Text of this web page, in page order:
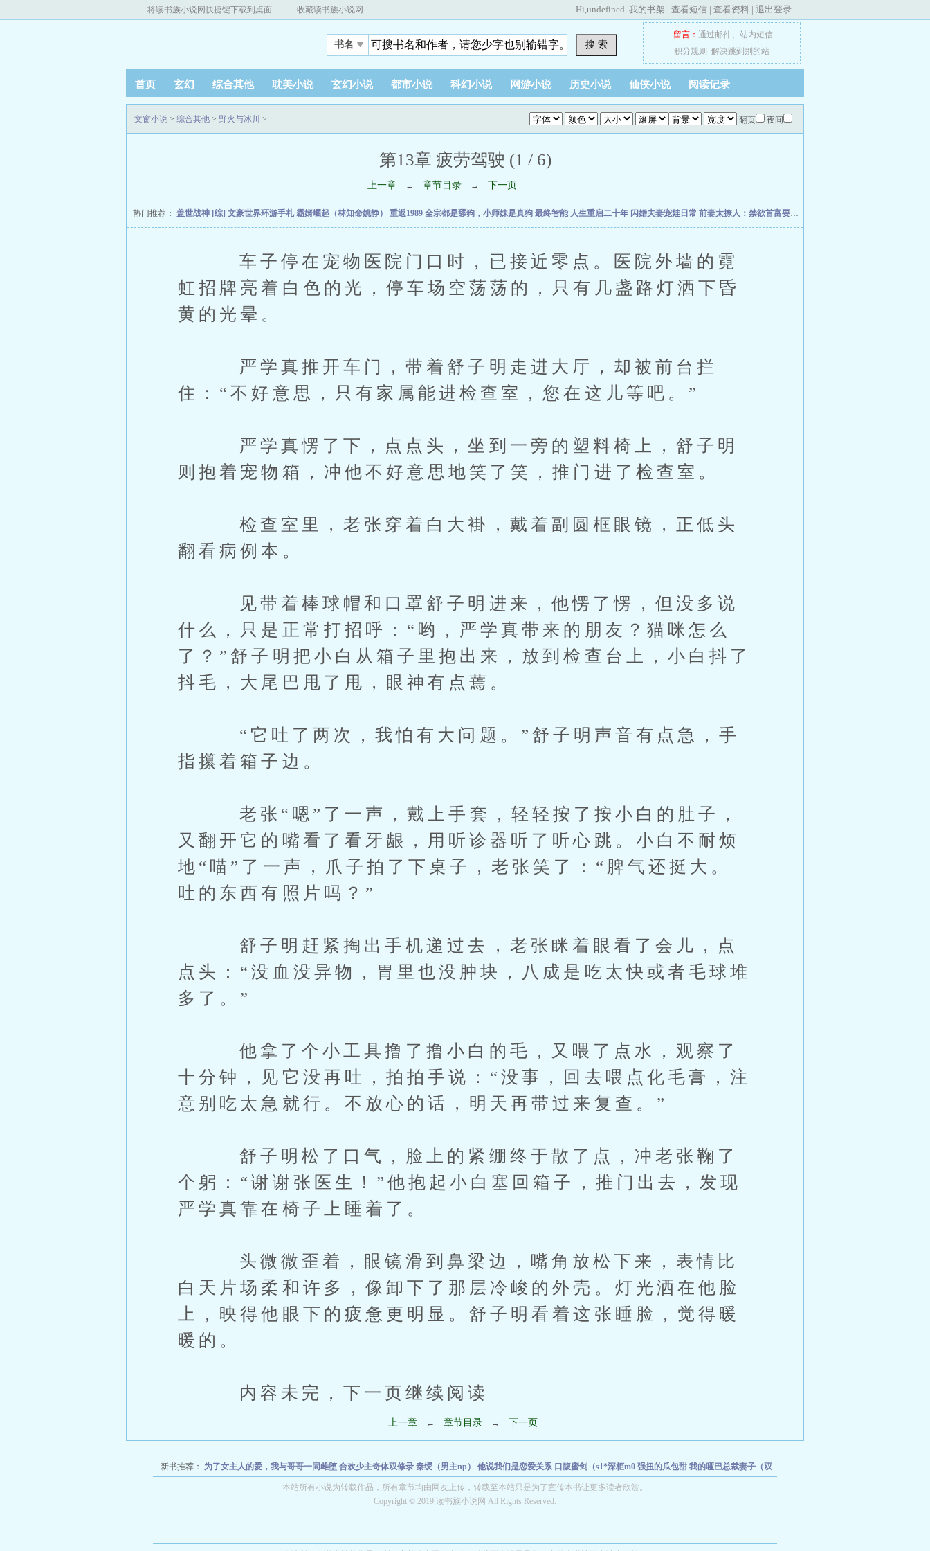
将读书族小说网快捷键下载到桌面 收藏读书族小说网 Hi,undefined 我的书架 | 查看短信 | 查看资料 | 退出登录
书名 搜 索
留言： 通过邮件、 站内短信
积分规则
解决跳到别的站
首页 玄幻 综合其他 耽美小说 玄幻小说 都市小说 科幻小说 网游小说 历史小说 仙侠小说 阅读记录
翻页 夜间
文窗小说 > 综合其他 > 野火与冰川 >
第13章 疲劳驾驶 (1 / 6)
上一章 ← 章节目录 → 下一页
热门推荐： 盖世战神 [综] 文豪世界环游手札霸婿崛起（林知命姚静） 重返1989 全宗都是舔狗，小师妹是真狗 最终智能 人生重启二十年 闪婚夫妻宠娃日常 前妻太撩人：禁欲首富要疯了
车子停在宠物医院门口时，已接近零点。医院外墙的霓
虹招牌亮着白色的光，停车场空荡荡的，只有几盏路灯洒下昏
黄的光晕。
严学真推开车门，带着舒子明走进大厅，却被前台拦
住：“不好意思，只有家属能进检查室，您在这儿等吧。”
严学真愣了下，点点头，坐到一旁的塑料椅上，舒子明
则抱着宠物箱，冲他不好意思地笑了笑，推门进了检查室。
检查室里，老张穿着白大褂，戴着副圆框眼镜，正低头
翻看病例本。
见带着棒球帽和口罩舒子明进来，他愣了愣，但没多说
什么，只是正常打招呼：“哟，严学真带来的朋友？猫咪怎么
了？”舒子明把小白从箱子里抱出来，放到检查台上，小白抖了
抖毛，大尾巴甩了甩，眼神有点蔫。
“它吐了两次，我怕有大问题。”舒子明声音有点急，手
指攥着箱子边。
老张“嗯”了一声，戴上手套，轻轻按了按小白的肚子，
又翻开它的嘴看了看牙龈，用听诊器听了听心跳。小白不耐烦
地“喵”了一声，爪子拍了下桌子，老张笑了：“脾气还挺大。
吐的东西有照片吗？”
舒子明赶紧掏出手机递过去，老张眯着眼看了会儿，点
点头：“没血没异物，胃里也没肿块，八成是吃太快或者毛球堆
多了。”
他拿了个小工具撸了撸小白的毛，又喂了点水，观察了
十分钟，见它没再吐，拍拍手说：“没事，回去喂点化毛膏，注
意别吃太急就行。不放心的话，明天再带过来复查。”
舒子明松了口气，脸上的紧绷终于散了点，冲老张鞠了
个躬：“谢谢张医生！”他抱起小白塞回箱子，推门出去，发现
严学真靠在椅子上睡着了。
头微微歪着，眼镜滑到鼻梁边，嘴角放松下来，表情比
白天片场柔和许多，像卸下了那层冷峻的外壳。灯光洒在他脸
上，映得他眼下的疲惫更明显。舒子明看着这张睡脸，觉得暖
暖的。
内容未完，下一页继续阅读
上一章 ← 章节目录 → 下一页
新书推荐： 为了女主人的爱，我与哥哥一同雌堕 合欢少主奇体双修录 秦绶（男主np） 他说我们是恋爱关系 口腹蜜剑（s1*深柜m0 强扭的瓜包甜 我的哑巴总裁妻子（双
白骑士综合症【主受、NP】疯批弟弟杀回宗门来索欢（骨科/修仙/偏执）惩罚战犯的方式（简）强制阴湿文合集脑洞排队
本站所有小说为转载作品，所有章节均由网友上传，转载至本站只是为了宣传本书让更多读者欣赏。
Copyright © 2019 读书族小说网 All Rights Reserved.